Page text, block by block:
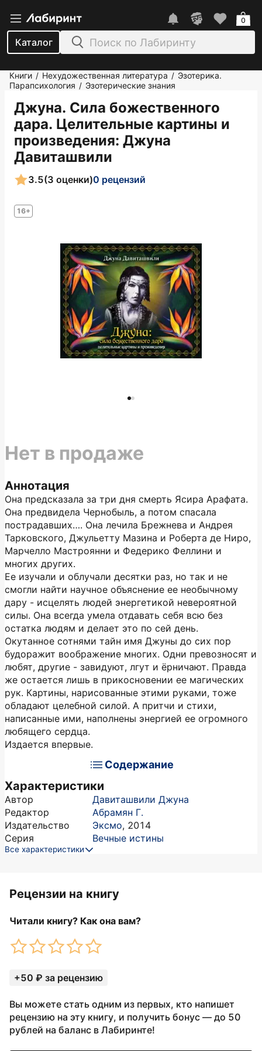
Каталог
0
Книги / Нехудожественная литература / Эзотерика.
Парапсихология / Эзотерические знания
Джуна. Сила божественного
дара. Целительные картины и
произведения: Джуна
Давиташвили
16+
3.5(3 оценки)0 рецензий
Аннотация
Она предсказала за три дня смерть Ясира Арафата.
Она предвидела Чернобыль, а потом спасала
пострадавших…. Она лечила Брежнева и Андрея
Тарковского, Джульетту Мазина и Роберта де Ниро,
Марчелло Мастроянни и Федерико Феллини и
многих других.
Ее изучали и облучали десятки раз, но так и не
смогли найти научное объяснение ее необычному
дару - исцелять людей энергетикой невероятной
силы. Она всегда умела отдавать себя всю без
остатка людям и делает это по сей день.
Окутанное сотнями тайн имя Джуны до сих пор
будоражит воображение многих. Одни превозносят и
любят, другие - завидуют, лгут и ёрничают. Правда
же остается лишь в прикосновении ее магических
рук. Картины, нарисованные этими руками, тоже
обладают целебной силой. А притчи и стихи,
написанные ими, наполнены энергией ее огромного
любящего сердца.
Издается впервые.
Содержание
Характеристики
Автор
Давиташвили Джуна
Редактор
Абрамян Г.
Издательство
Эксмо, 2014
Серия
Вечные истины
Все характеристики
Нет в продаже
Рецензии на книгу
Читали книгу? Как она вам?
+50 ₽ за рецензию
Вы можете стать одним из первых, кто напишет
рецензию на эту книгу, и получить бонус — до 50
рублей на баланс в Лабиринте!